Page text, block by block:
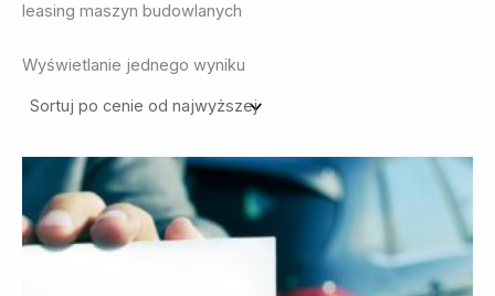
leasing maszyn budowlanych
Wyświetlanie jednego wyniku